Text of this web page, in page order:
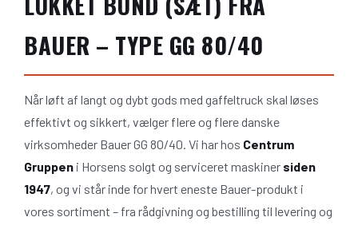
BAUER – TYPE GG 80/40
Når løft af langt og dybt gods med gaffeltruck skal løses
effektivt og sikkert, vælger flere og flere danske
virksomheder Bauer GG 80/40. Vi har hos Centrum
Gruppen i Horsens solgt og serviceret maskiner siden
1947, og vi står inde for hvert eneste Bauer-produkt i
vores sortiment – fra rådgivning og bestilling til levering og